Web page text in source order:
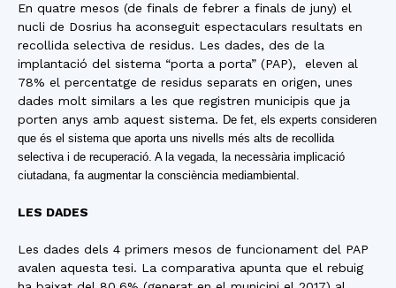
En quatre mesos (de finals de febrer a finals de juny) el
nucli de Dosrius ha aconseguit espectaculars resultats en
recollida selectiva de residus. Les dades, des de la
implantació del sistema “porta a porta” (PAP), eleven al
78% el percentatge de residus separats en origen, unes
dades molt similars a les que registren municipis que ja
porten anys amb aquest sistema. De fet, els experts consideren
que és el sistema que aporta uns nivells més alts de recollida
selectiva i de recuperació. A la vegada, la necessària implicació
ciutadana, fa augmentar la consciència mediambiental.
LES DADES
Les dades dels 4 primers mesos de funcionament del PAP
avalen aquesta tesi. La comparativa apunta que el rebuig